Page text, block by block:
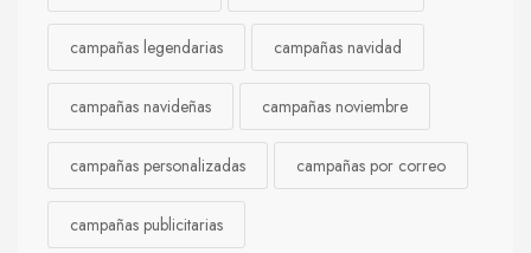
campañas legendarias campañas navidad
campañas navideñas campañas noviembre
campañas personalizadas campañas por correo
campañas publicitarias